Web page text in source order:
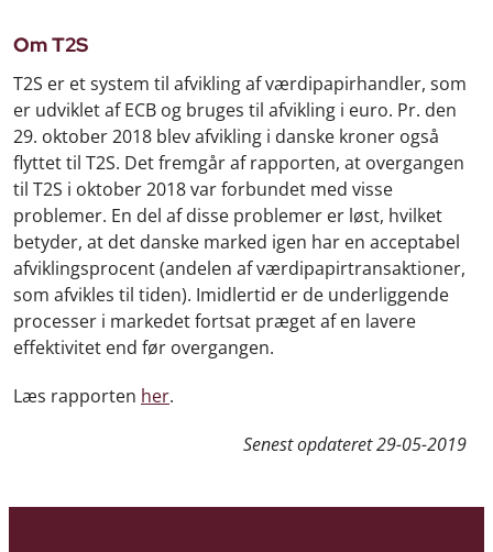
Om T2S
T2S er et system til afvikling af værdipapirhandler, som
er udviklet af ECB og bruges til afvikling i euro. Pr. den
29. oktober 2018 blev afvikling i danske kroner også
flyttet til T2S. Det fremgår af rapporten, at overgangen
til T2S i oktober 2018 var forbundet med visse
problemer. En del af disse problemer er løst, hvilket
betyder, at det danske marked igen har en acceptabel
afviklingsprocent (andelen af værdipapirtransaktioner,
som afvikles til tiden). Imidlertid er de underliggende
processer i markedet fortsat præget af en lavere
effektivitet end før overgangen.
Læs rapporten her.
Senest opdateret29-05-2019